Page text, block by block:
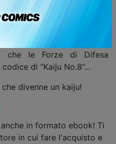
delle Forze di Difesa,
di sopprimere i mostri e
però, un misterioso
nel corpo di Kafka,
che le Forze di Difesa
di “Kaiju No.8”...
divenne un kaiju!
in formato ebook! Ti
in cui fare l'acquisto e